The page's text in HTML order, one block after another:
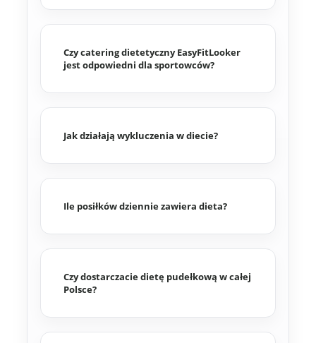
Czy catering dietetyczny EasyFitLooker
jest odpowiedni dla sportowców?
Jak działają wykluczenia w diecie?
Ile posiłków dziennie zawiera dieta?
Czy dostarczacie dietę pudełkową w całej
Polsce?